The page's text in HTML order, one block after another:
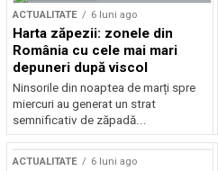
ACTUALITATE 6 luni ago
Harta zăpezii: zonele din
România cu cele mai mari
depuneri după viscol
Ninsorile din noaptea de marți spre
miercuri au generat un strat
semnificativ de zăpadă...
ACTUALITATE 6 luni ago